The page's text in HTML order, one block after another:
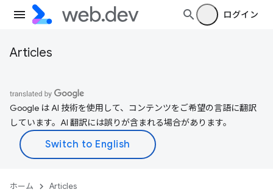
ログイン
Articles
Google は AI 技術を使用して、コンテンツをご希望の言語に翻訳
しています。AI 翻訳には誤りが含まれる場合があります。
ホーム Articles